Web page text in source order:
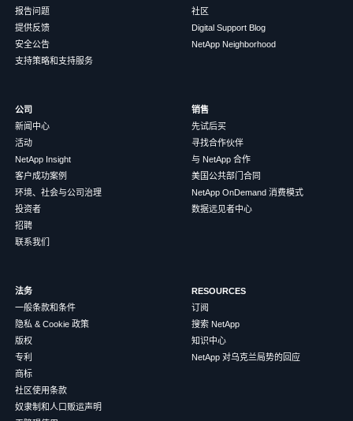
报告问题
提供反馈
安全公告
支持策略和支持服务
社区
Digital Support Blog
NetApp Neighborhood
公司
新闻中心
活动
NetApp Insight
客户成功案例
环境、社会与公司治理
投资者
招聘
联系我们
销售
先试后买
寻找合作伙伴
与 NetApp 合作
美国公共部门合同
NetApp OnDemand 消费模式
数据远见者中心
法务
一般条款和条件
隐私 & Cookie 政策
版权
专利
商标
社区使用条款
奴隶制和人口贩运声明
RESOURCES
订阅
搜索 NetApp
知识中心
NetApp 对乌克兰局势的回应